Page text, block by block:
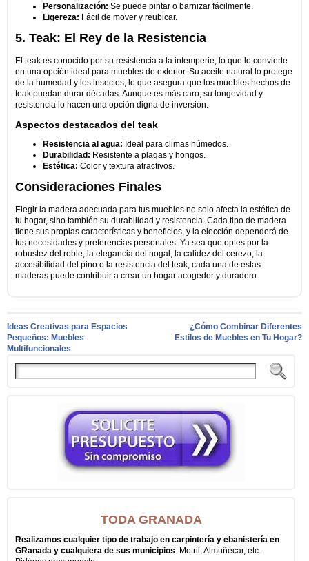
Personalización: Se puede pintar o barnizar fácilmente.
Ligereza: Fácil de mover y reubicar.
5. Teak: El Rey de la Resistencia
El teak es conocido por su resistencia a la intemperie, lo que lo convierte
en una opción ideal para muebles de exterior. Su aceite natural lo protege
de la humedad y los insectos, lo que asegura que los muebles hechos de
teak puedan durar décadas. Aunque es más caro, su longevidad y
resistencia lo hacen una opción digna de inversión.
Aspectos destacados del teak
Resistencia al agua: Ideal para climas húmedos.
Durabilidad: Resistente a plagas y hongos.
Estética: Color y textura atractivos.
Consideraciones Finales
Elegir la madera adecuada para tus muebles no solo afecta la estética de
tu hogar, sino también su durabilidad y resistencia. Cada tipo de madera
tiene sus propias características y beneficios, y la elección dependerá de
tus necesidades y preferencias personales. Ya sea que optes por la
robustez del roble, la elegancia del nogal, la calidez del cerezo, la
accesibilidad del pino o la resistencia del teak, cada una de estas
maderas puede contribuir a crear un hogar acogedor y duradero.
Ideas Creativas para Espacios
Pequeños: Muebles
Multifuncionales
¿Cómo Combinar Diferentes
Estilos de Muebles en Tu Hogar?
TODA GRANADA
Realizamos cualquier tipo de trabajo en carpintería y ebanistería en
GRanada y cualquiera de sus municipios: Motril, Almuñécar, etc.